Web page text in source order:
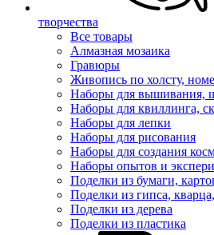
творчества
Все товары
Алмазная мозаика
Гравюры
Живопись по холсту,
Наборы для вышивания,
Наборы для квиллинга,
Наборы для лепки
Наборы для рисования
Наборы для создания
Наборы опытов и
Поделки из бумаги,
Поделки из гипса,
Поделки из дерева
Поделки из пластика